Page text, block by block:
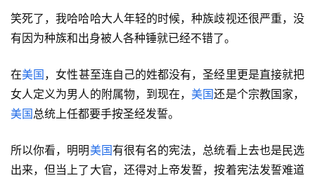
笑死了，我哈哈哈大人年轻的时候，种族歧视还很严重，没
有因为种族和出身被人各种锤就已经不错了。
在美国 ，女性甚至连自己的姓都没有，圣经里更是直接就把
女人定义为男人的附属物，到现在，美国还是个宗教国家，
美国总统上任都要手按圣经发誓。
所以你看，明明美国有很有名的宪法，总统看上去也是民选
出来，但当上了大官，还得对上帝发誓，按着宪法发誓难道